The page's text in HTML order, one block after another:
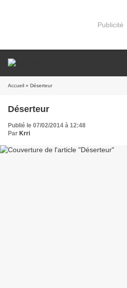
Publicité
Accueil » Déserteur
Déserteur
Publié le 07/02/2014 à 12:48
Par Krri